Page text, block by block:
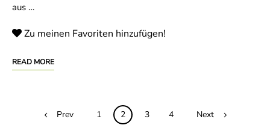
aus …
Zu meinen Favoriten hinzufügen!
READ MORE
Posts
Prev 1 2 3 4 Next